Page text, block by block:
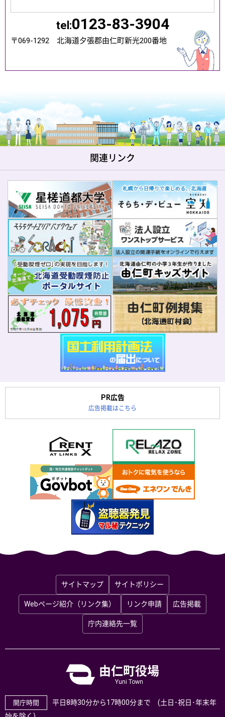
tel:0123-83-3904
〒069-1292 北海道夕張郡由仁町新光200番地
関連リンク
PR広告
広告掲載はこちら
サイトマップ サイトポリシー
Webページ紹介（リンク集） リンク申請 広告掲載
庁内連絡先一覧
由仁町役場
Yuni Town
開庁時間
平日8時30分から17時00分まで (土日･祝日･年末年